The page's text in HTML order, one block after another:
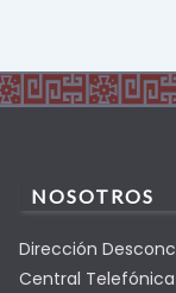
NOSOTROS
Dirección
Central Telefónica